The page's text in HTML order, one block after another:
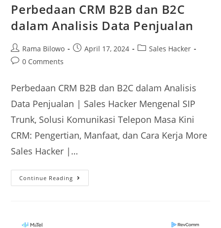
Perbedaan CRM B2B dan B2C
dalam Analisis Data Penjualan
Rama Bilowo April 17, 2024
Sales Hacker
0 Comments
Perbedaan CRM B2B dan B2C dalam Analisis
Data Penjualan | Sales Hacker Mengenal SIP
Trunk, Solusi Komunikasi Telepon Masa Kini
CRM: Pengertian, Manfaat, dan Cara Kerja More
Sales Hacker |…
Continue Reading